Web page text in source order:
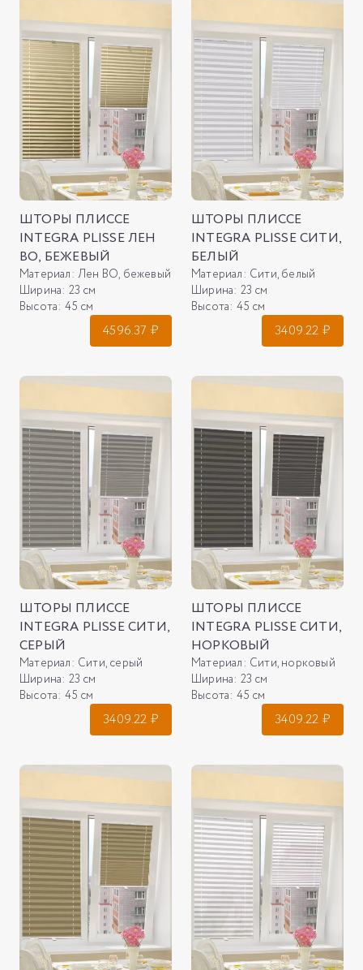
ШТОРЫ ПЛИССЕ
INTEGRA PLISSE ЛЕН
ВО, БЕЖЕВЫЙ
Материал: Лен ВО, бежевый
Ширина: 23 см
Высота: 45 см
4596.37 ₽
ШТОРЫ ПЛИССЕ
INTEGRA PLISSE СИТИ,
БЕЛЫЙ
Материал: Сити, белый
Ширина: 23 см
Высота: 45 см
3409.22 ₽
ШТОРЫ ПЛИССЕ
INTEGRA PLISSE СИТИ,
СЕРЫЙ
Материал: Сити, серый
Ширина: 23 см
Высота: 45 см
3409.22 ₽
ШТОРЫ ПЛИССЕ
INTEGRA PLISSE СИТИ,
НОРКОВЫЙ
Материал: Сити, норковый
Ширина: 23 см
Высота: 45 см
3409.22 ₽